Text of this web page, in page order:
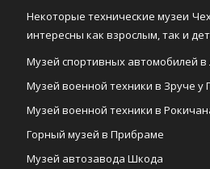
Некоторые технические музеи
интересны как взрослым, так и
Музей спортивных автомобилей в
Музей военной техники в Зруче у
Музей военной техники в
Горный музей в Прибраме
Музей автозавода Шкода